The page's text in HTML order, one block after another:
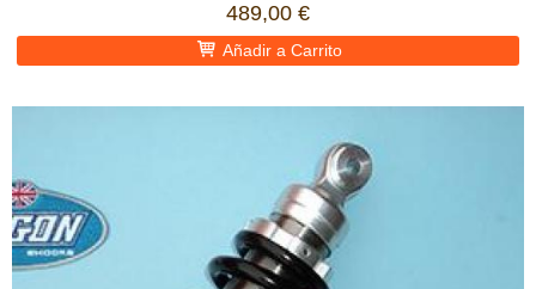
489,00 €
Añadir a Carrito